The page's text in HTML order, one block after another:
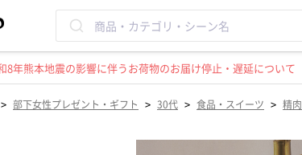
8年熊本地震の影響に伴うお荷物のお届け停止・遅延について
> 部下女性プレゼント・ギフト > 30代 > 食品・スイーツ > 精